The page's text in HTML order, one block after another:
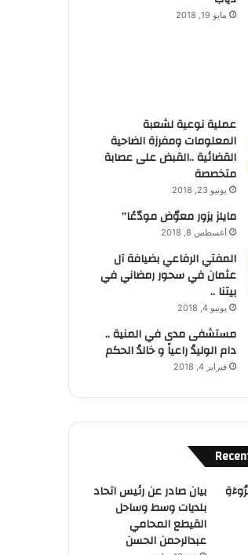
مايو 19, 2018
عملية نوعية لشعبة
المعلومات ومفرزة الضاحية
القضائية ..القبض على عصابة
متخصصة
يونيو 23, 2018
مايلز يزور معوّض مودّعًا”
أغسطس 8, 2018
المفتي الرفاعي بضيافة آل
عثمان في سحور رمضاني في
بيتنا ..
يونيو 4, 2018
مستشفى مدى في المنية ..
دام الوليدُ راعياً و خالدُ الحكم
فبراير 4, 2018
بيان صادر عن رئيس اتحاد
بلديات وسط وساحل
القيطع المحامي
عبدالرحمن الحسن